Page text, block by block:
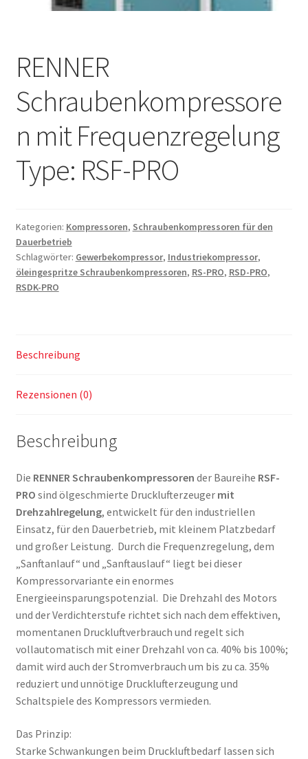
RENNER
Schraubenkompressore
n mit Frequenzregelung
Type: RSF-PRO
Kategorien: Kompressoren, Schraubenkompressoren für den
Dauerbetrieb
Schlagwörter: Gewerbekompressor, Industriekompressor,
öleingespritze Schraubenkompressoren, RS-PRO, RSD-PRO,
RSDK-PRO
Beschreibung
Rezensionen (0)
Beschreibung
Die RENNER Schraubenkompressoren der Baureihe RSF-
PRO sind ölgeschmierte Drucklufterzeugermit
Drehzahlregelung, entwickelt für den industriellen
Einsatz, für den Dauerbetrieb, mit kleinem Platzbedarf
und großer Leistung. Durch die Frequenzregelung, dem
„Sanftanlauf“ und „Sanftauslauf“ liegt bei dieser
Kompressorvariante ein enormes
Energieeinsparungspotenzial. Die Drehzahl des Motors
und der Verdichterstufe richtet sich nach dem effektiven,
momentanen Druckluftverbrauch und regelt sich
vollautomatisch mit einer Drehzahl von ca. 40% bis 100%;
damit wird auch der Stromverbrauch um bis zu ca. 35%
reduziert und unnötige Drucklufterzeugung und
Schaltspiele des Kompressors vermieden.
Das Prinzip:
Starke Schwankungen beim Druckluftbedarf lassen sich